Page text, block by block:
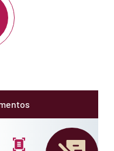
Matamoros Avance!